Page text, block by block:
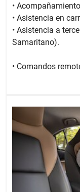
•
• Asistencia en
• Asistencia a
Samaritano).
• Comandos